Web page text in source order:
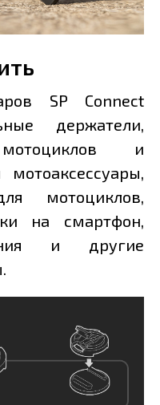
SP Connect
держатели,
и
мотоциклов,
на смартфон,
и другие